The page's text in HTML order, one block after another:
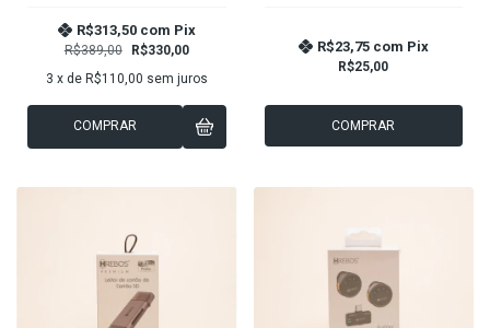
R$389,00 R$330,00
R$313,50 com Pix
3 x de R$110,00 sem juros
COMPRAR
R$25,00
R$23,75 com Pix
COMPRAR